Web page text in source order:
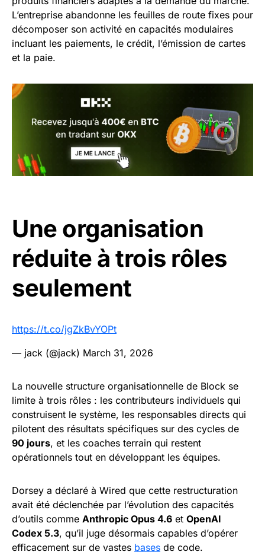
L’entreprise abandonne les feuilles de route fixes pour
décomposer son activité en capacités modulaires
incluant les paiements, le crédit, l’émission de cartes
et la paie.
Une organisation
réduite à trois rôles
seulement
https://t.co/jgZkBvYOPt
— jack (@jack) March 31, 2026
La nouvelle structure organisationnelle de Block se
limite à trois rôles : les contributeurs individuels qui
construisent le système, les responsables directs qui
pilotent des résultats spécifiques sur des cycles de
90 jours, et les coaches terrain qui restent
opérationnels tout en développant les équipes.
Dorsey a déclaré à Wired que cette restructuration
avait été déclenchée par l’évolution des capacités
d’outils comme Anthropic Opus 4.6 et OpenAI
Codex 5.3, qu’il juge désormais capables d’opérer
efficacement sur de vastes bases de code.